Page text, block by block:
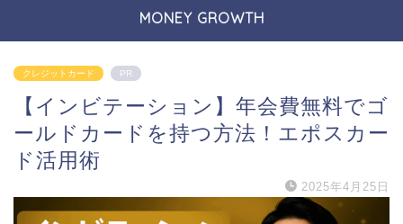
MONEY GROWTH
クレジットカード PR
【インビテーション】年会費無料でゴ
ールドカードを持つ方法！エポスカー
ド活用術
2025年4月25日